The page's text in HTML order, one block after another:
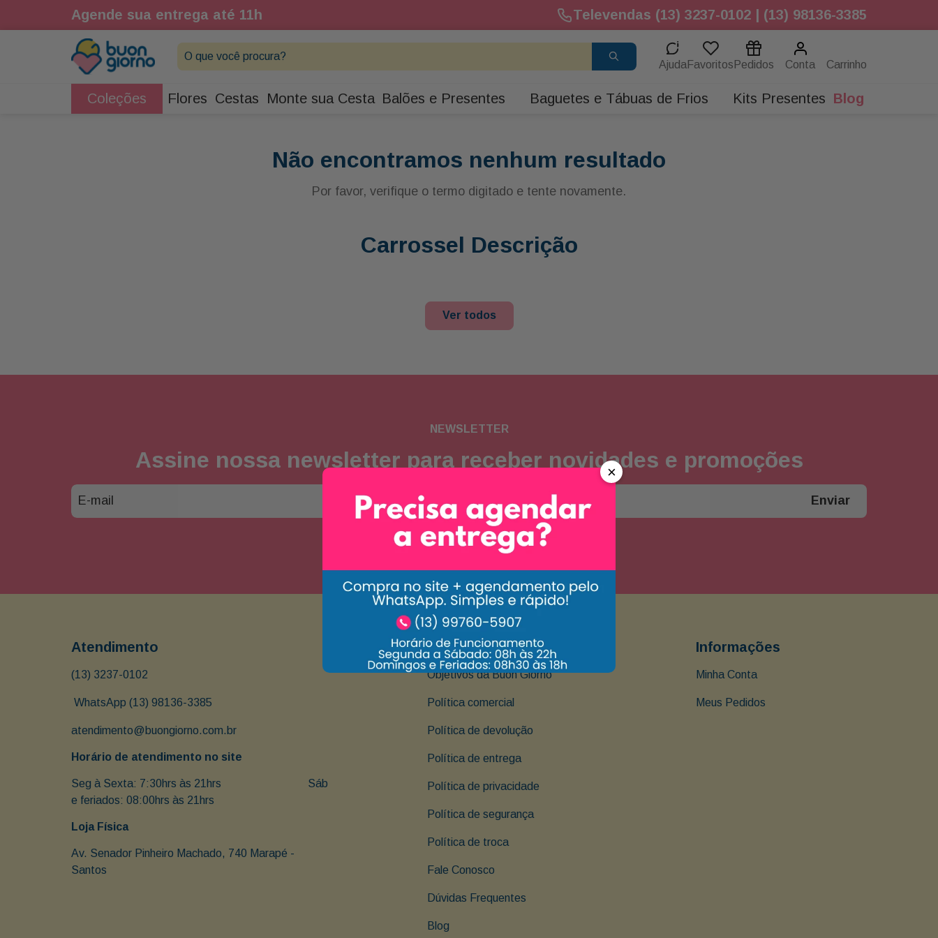
Agende sua entrega até 11h Televendas (13) 3237-0102 | (13) 98136-3385
O que você procura?
Ajuda Favoritos Pedidos Conta
Coleções Flores Cestas Monte sua Cesta Balões e Presentes Baguetes e Tábuas de Frios Kits Presentes Blog
Não encontramos nenhum resultado
Por favor, verifique o termo digitado e tente novamente.
Carrossel Descrição
Ver todos
NEWSLETTER
Assine nossa newsletter para receber novidades e promoções
Enviar
Concordo com a política de privacidade
Atendimento
(13) 3237-0102
WhatsApp (13) 98136-3385
atendimento@buongiorno.com.br
Horário de atendimento no site
Seg à Sexta: 7:30hrs às 21hrs                               Sáb
e feriados: 08:00hrs às 21hrs
Loja Física
Av. Senador Pinheiro Machado, 740 Marapé -
Santos
Institucional
Objetivos da Buon Giorno
Política comercial
Política de devolução
Política de entrega
Política de privacidade
Política de segurança
Política de troca
Fale Conosco
Dúvidas Frequentes
Blog
Informações
Minha Conta
Meus Pedidos
×